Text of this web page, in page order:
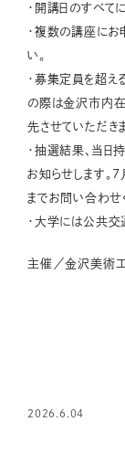
・開講日のすべて
・複数の講座にお
い。
・募集定員を超え
の際は金沢市内
先させていただきま
・抽選結果、当日
お知らせします。
までお問い合わせ
・大学には公共交
主催／金沢美術
2026.6.04